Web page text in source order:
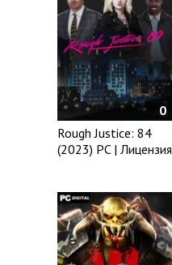
0
Rough Justice: 84
(2023) PC | Лицензия